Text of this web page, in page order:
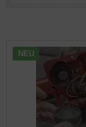
NEU